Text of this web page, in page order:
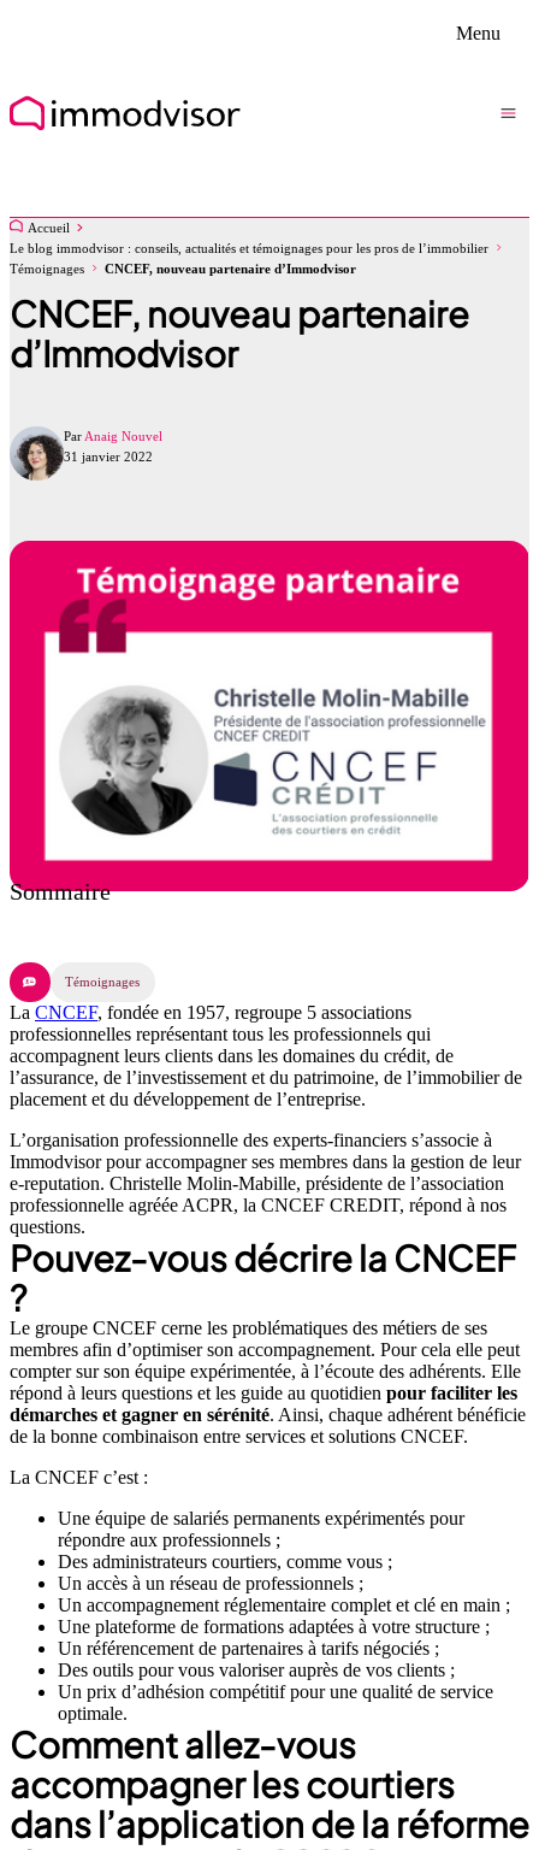
Menu
Accueil
Le blog immodvisor : conseils, actualités et témoignages pour les pros de l’immobilier
Témoignages
CNCEF, nouveau partenaire d’Immodvisor
CNCEF, nouveau partenaire
d’Immodvisor
Par Anaig Nouvel
31 janvier 2022
Sommaire
Témoignages
La CNCEF, fondée en 1957, regroupe 5 associations
professionnelles représentant tous les professionnels qui
accompagnent leurs clients dans les domaines du crédit, de
l’assurance, de l’investissement et du patrimoine, de l’immobilier de
placement et du développement de l’entreprise.
L’organisation professionnelle des experts-financiers s’associe à
Immodvisor pour accompagner ses membres dans la gestion de leur
e-reputation. Christelle Molin-Mabille, présidente de l’association
professionnelle agréée ACPR, la CNCEF CREDIT, répond à nos
questions.
Pouvez-vous décrire la CNCEF
?
Le groupe CNCEF cerne les problématiques des métiers de ses
membres afin d’optimiser son accompagnement. Pour cela elle peut
compter sur son équipe expérimentée, à l’écoute des adhérents. Elle
répond à leurs questions et les guide au quotidien pour faciliter les
démarches et gagner en sérénité. Ainsi, chaque adhérent bénéficie
de la bonne combinaison entre services et solutions CNCEF.
La CNCEF c’est :
Une équipe de salariés permanents expérimentés pour
répondre aux professionnels ;
Des administrateurs courtiers, comme vous ;
Un accès à un réseau de professionnels ;
Un accompagnement réglementaire complet et clé en main ;
Une plateforme de formations adaptées à votre structure ;
Un référencement de partenaires à tarifs négociés ;
Des outils pour vous valoriser auprès de vos clients ;
Un prix d’adhésion compétitif pour une qualité de service
optimale.
Comment allez-vous
accompagner les courtiers
dans l’application de la réforme